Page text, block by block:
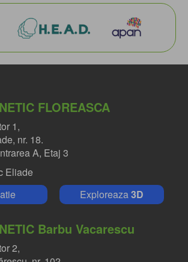
FLOREASCA
1,
nr. 18.
A, Etaj 3
Exploreaza3D
Barbu Vacarescu
2,